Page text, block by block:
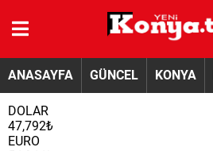
ANASAYFA GÜNCEL KONYA
DOLAR
47,792₺
EURO